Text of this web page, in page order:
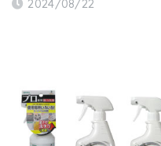
2024/08/22